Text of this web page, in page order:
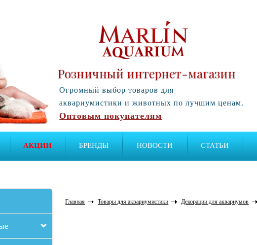
Розничный интернет-магазин
Огромный выбор товаров для
аквариумистики и животных по лучшим ценам.
Оптовым покупателям
АКЦИИ БРЕНДЫ НОВОСТИ СТАТЬИ
Главная Товары для аквариумистики Декорации для аквариумов